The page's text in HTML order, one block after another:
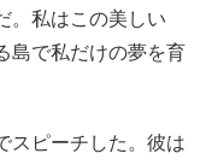
。私はこの美しい
島で私だけの夢を育
スピーチした。彼は